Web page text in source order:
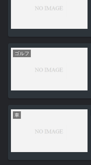
ゴルフ
車